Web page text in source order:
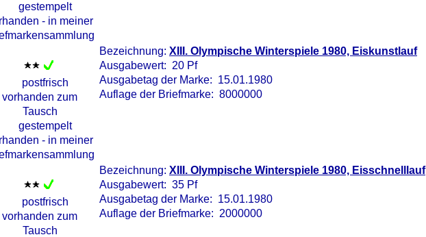
Bezeichnung: XIII. Olympische Winterspiele 1980, Eiskunstlauf
Ausgabewert: 20 Pf
Ausgabetag der Marke: 15.01.1980
Auflage der Briefmarke: 8000000
Bezeichnung: XIII. Olympische Winterspiele 1980, Eisschnelllauf
Ausgabewert: 35 Pf
Ausgabetag der Marke: 15.01.1980
Auflage der Briefmarke: 2000000